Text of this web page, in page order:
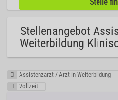
Stellenangebot
Weiterbildung
Assistenzarzt / Arzt in Weiterbildung
Vollzeit